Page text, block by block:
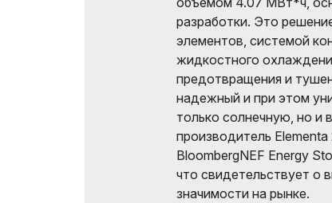
разработки. Это
элементов, системой
жидкостного
предотвращения и
надежный и при этом
только солнечную, но и
производитель
BloombergNEF Energy
что свидетельствует о
значимости на рынке.